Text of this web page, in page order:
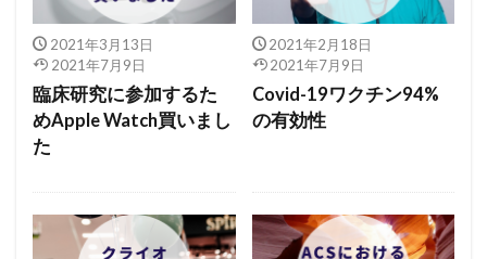
2021年3月13日
2021年7月9日
臨床研究に参加するた
めApple Watch買いまし
た
2021年2月18日
2021年7月9日
Covid-19ワクチン94%
の有効性